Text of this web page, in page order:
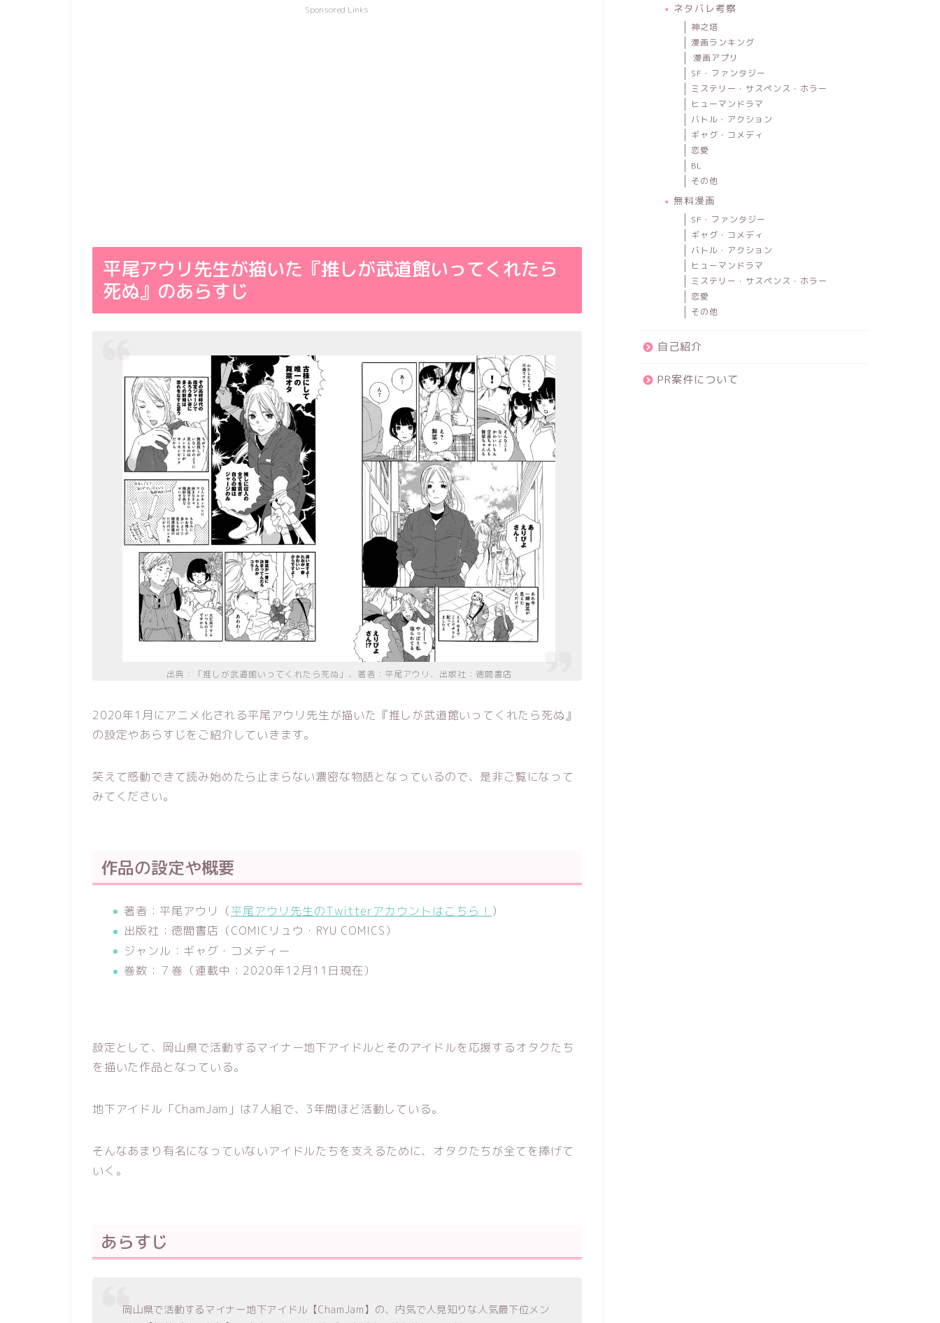
Sponsored Links
平尾アウリ先生が描いた『推しが武道館いってくれたら
死ぬ』のあらすじ
出典：「推しが武道館いってくれたら死ぬ」、著者：平尾アウリ、出版社：徳間書店
2020年1月にアニメ化される平尾アウリ先生が描いた『推しが武道館いってくれたら死ぬ』
の設定やあらすじをご紹介していきます。
笑えて感動できて読み始めたら止まらない濃密な物語となっているので、是非ご覧になって
みてください。
作品の設定や概要
著者：平尾アウリ（平尾アウリ先生のTwitterアカウントはこちら！ ）
出版社：徳間書店（COMICリュウ・RYU COMICS）
ジャンル：ギャグ・コメディー
巻数：７巻（連載中：2020年12月11日現在）
設定として、岡山県で活動するマイナー地下アイドルとそのアイドルを応援するオタクたち
を描いた作品となっている。
地下アイドル「ChamJam」は7人組で、3年間ほど活動している。
そんなあまり有名になっていないアイドルたちを支えるために、オタクたちが全てを捧げて
いく。
あらすじ
岡山県で活動するマイナー地下アイドル【ChamJam】の、内気で人見知りな人気最下位メン
ネタバレ考察
神之塔
漫画ランキング
漫画アプリ
SF・ファンタジー
ミステリー・サスペンス・ホラー
ヒューマンドラマ
バトル・アクション
ギャグ・コメディ
恋愛
BL
その他
無料漫画
SF・ファンタジー
ギャグ・コメディ
バトル・アクション
ヒューマンドラマ
ミステリー・サスペンス・ホラー
恋愛
その他
自己紹介
PR案件について